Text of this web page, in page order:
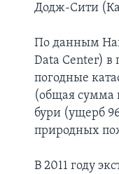
Додж-Cити
По данным
Data Center) в
погодные
(общая сумма
бури (ущерб
природных
В 2011 году